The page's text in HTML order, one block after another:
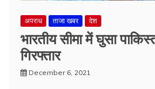
अपराध ताजा खबर देश
भारतीय सीमा में घुसा
गिरफ्तार
December 6, 2021